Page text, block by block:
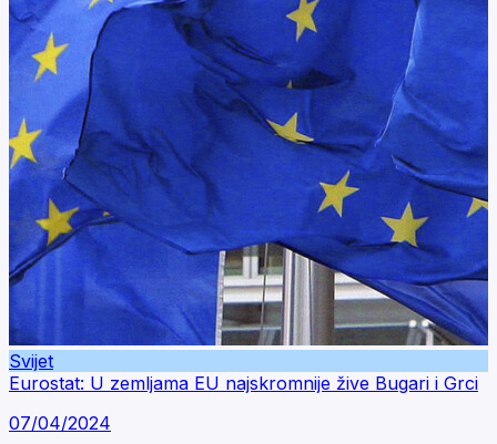
Svijet
Eurostat: U zemljama EU najskromnije žive Bugari i Grci
07/04/2024